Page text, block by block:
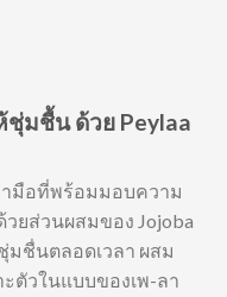
มชื้น ด้วย Peylaa
ามือที่พร้อมมอบความ
ยส่วนผสมของ Jojoba
มชื่นตลอดเวลา ผสม
ตัวในแบบของเพ-ลา